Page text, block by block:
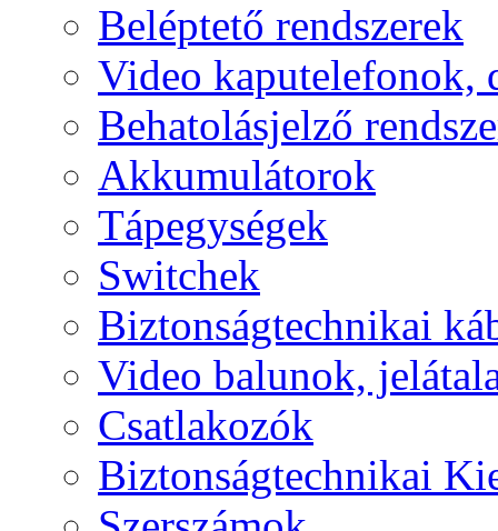
Beléptető rendszerek
Video kaputelefonok,
Behatolásjelző
Akkumulátorok
Tápegységek
Switchek
Biztonságtechnikai
Video balunok,
Csatlakozók
Biztonságtechnikai